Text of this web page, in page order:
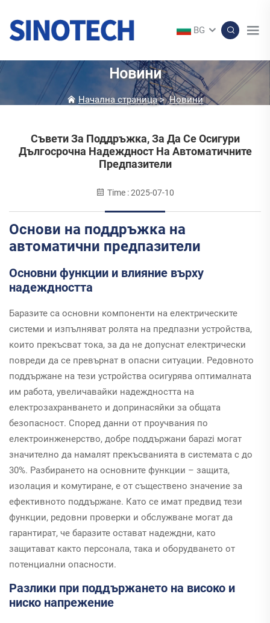
BG
Новини
Начална страница>Новини
Съвети За Поддръжка, За Да Се Осигури
Дългосрочна Надеждност На Автоматичните
Предпазители
Time : 2025-07-10
Основи на поддръжка на
автоматични предпазители
Основни функции и влияние върху
надеждността
Баразите са основни компоненти на електрическите
системи и изпълняват ролята на предпазни устройства,
които прекъсват тока, за да не допуснат електрически
повреди да се превърнат в опасни ситуации. Редовното
поддържане на тези устройства осигурява оптималната
им работа, увеличавайки надеждността на
електрозахранването и допринасяйки за общата
безопасност. Според данни от проучвания по
електроинженерство, добре поддържани барazi могат
значително да намалят прекъсванията в системата с до
30%. Разбирането на основните функции – защита,
изолация и комутиране, е от съществено значение за
ефективното поддържане. Като се имат предвид тези
функции, редовни проверки и обслужване могат да
гарантират, че баразите остават надеждни, като
защитават както персонала, така и оборудването от
потенциални опасности.
Разлики при поддържането на високо и
ниско напрежение